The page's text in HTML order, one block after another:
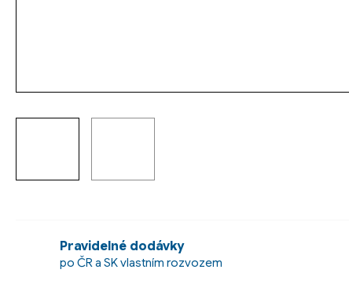
Pravidelné dodávky
po ČR a SK vlastním rozvozem